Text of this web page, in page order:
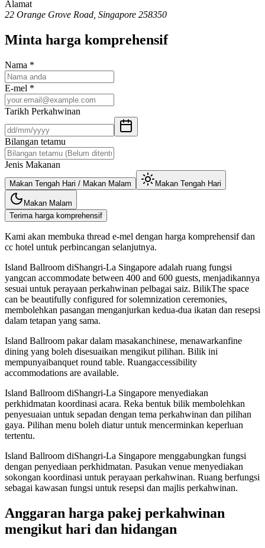
Alamat
22 Orange Grove Road, Singapore 258350
Minta harga komprehensif
Nama *
E-mel *
Tarikh Perkahwinan
Bilangan tetamu
Jenis Makanan
Makan Tengah Hari / Makan Malam Makan Tengah Hari
Makan Malam
Terima harga komprehensif
Kami akan membuka thread e-mel dengan harga komprehensif dan
cc hotel untuk perbincangan selanjutnya.
Island Ballroom diShangri-La Singapore adalah ruang fungsi
yangcan accommodate between 400 and 600 guests, menjadikannya
sesuai untuk perayaan perkahwinan pelbagai saiz. BilikThe space
can be beautifully configured for solemnization ceremonies,
membolehkan pasangan menganjurkan kedua-dua ikatan dan resepsi
dalam tetapan yang sama.
Island Ballroom pakar dalam masakanchinese, menawarkanfine
dining yang boleh disesuaikan mengikut pilihan. Bilik ini
mempunyaibanquet round table. Ruangaccessibility
accommodations are available.
Island Ballroom diShangri-La Singapore menyediakan
perkhidmatan koordinasi acara. Reka bentuk bilik membolehkan
penyesuaian untuk sepadan dengan tema perkahwinan dan pilihan
gaya. Pilihan menu boleh diatur untuk mencerminkan keperluan
tertentu.
Island Ballroom diShangri-La Singapore menggabungkan fungsi
dengan penyediaan perkhidmatan. Pasukan venue menyediakan
sokongan koordinasi untuk perayaan perkahwinan. Ruang berfungsi
sebagai kawasan fungsi untuk resepsi dan majlis perkahwinan.
Anggaran harga pakej perkahwinan
mengikut hari dan hidangan